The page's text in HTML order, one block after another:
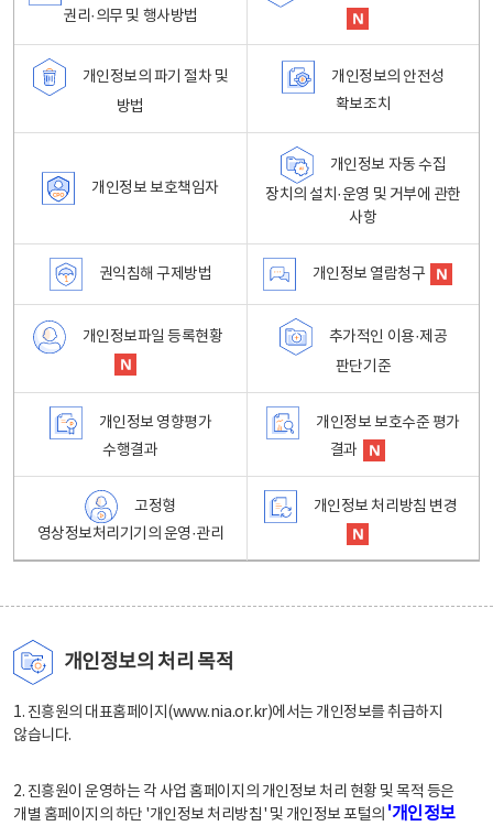
권리·의무 및 행사방법
개인정보의 파기 절차 및
방법
개인정보의 안전성
확보조치
개인정보 보호책임자
개인정보 자동 수집
장치의 설치·운영 및 거부에 관한
사항
권익침해 구제방법 개인정보 열람청구
개인정보파일 등록현황
추가적인 이용·제공
판단기준
개인정보 영향평가
수행결과
개인정보 보호수준 평가
결과
고정형
영상정보처리기기의 운영·관리
개인정보 처리방침 변경
개인정보의 처리 목적
1. 진흥원의 대표홈페이지(www.nia.or.kr)에서는 개인정보를 취급하지
않습니다.
2. 진흥원이 운영하는 각 사업 홈페이지의 개인정보 처리 현황 및 목적 등은
개별 홈페이지의 하단 '개인정보 처리방침' 및 개인정보 포털의 '개인정보